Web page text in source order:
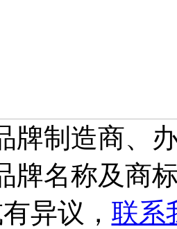
牌制造商、
牌名称及商
异议， 联系